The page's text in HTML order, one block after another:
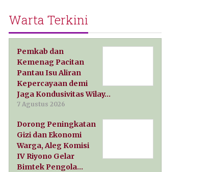
Warta Terkini
Pemkab dan
Kemenag Pacitan
Pantau Isu Aliran
Kepercayaan demi
Jaga Kondusivitas Wilay…
7 Agustus 2026
Dorong Peningkatan
Gizi dan Ekonomi
Warga, Aleg Komisi
IV Riyono Gelar
Bimtek Pengola…